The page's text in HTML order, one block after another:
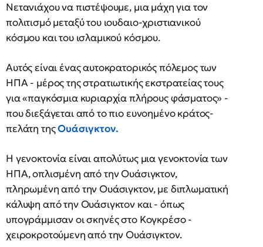
Νετανιάχου να πιστέψουμε, μια μάχη για τον
πολιτισμό μεταξύ του ιουδαιο-χριστιανικού
κόσμου και του ισλαμικού κόσμου.
Αυτός είναι ένας αυτοκρατορικός πόλεμος των
ΗΠΑ - μέρος της στρατιωτικής εκστρατείας τους
για «παγκόσμια κυριαρχία πλήρους φάσματος» -
που διεξάγεται από το πιο ευνοημένο κράτος-
πελάτη τηςΟυάσιγκτον.
Η γενοκτονία είναι απολύτως μια γενοκτονία των
ΗΠΑ, οπλισμένη από την Ουάσιγκτον,
πληρωμένη από την Ουάσιγκτον, με διπλωματική
κάλυψη από την Ουάσιγκτον και - όπως
υπογράμμισαν οι σκηνές στο Κογκρέσο -
χειροκροτούμενη από την Ουάσιγκτον.